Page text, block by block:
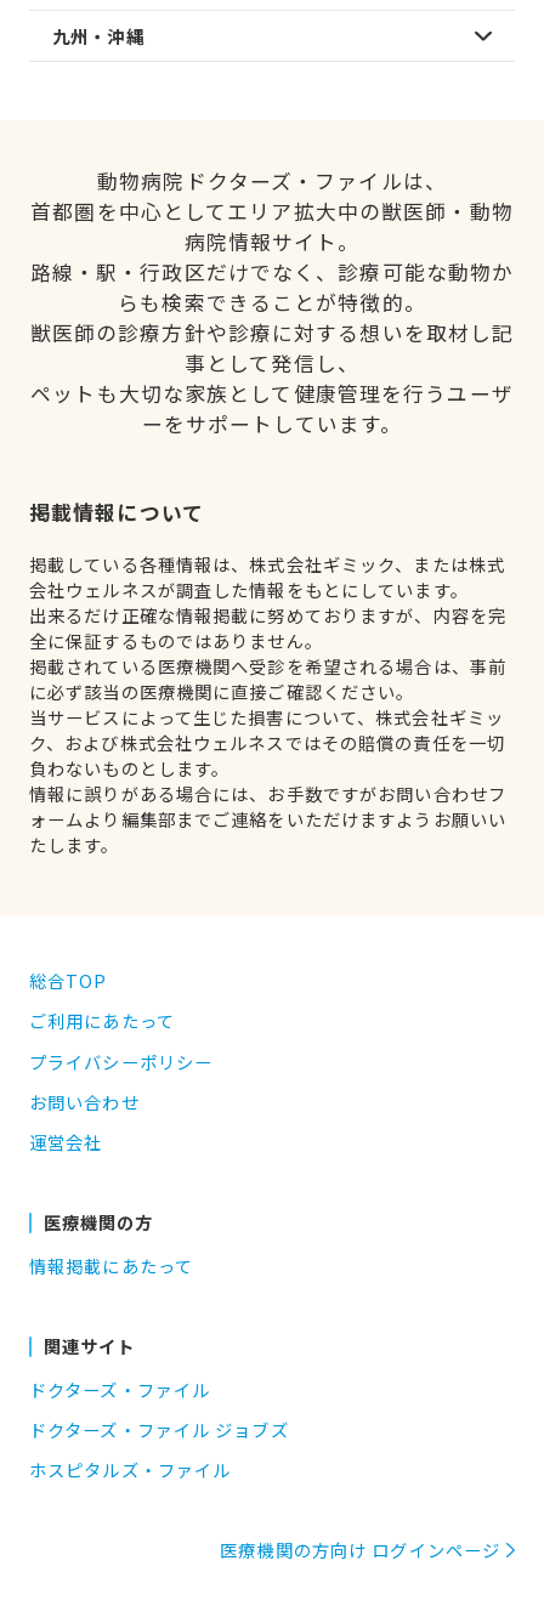
九州・沖縄
動物病院ドクターズ・ファイルは、
首都圏を中心としてエリア拡大中の獣医師・動物
病院情報サイト。
路線・駅・行政区だけでなく、診療可能な動物か
らも検索できることが特徴的。
獣医師の診療方針や診療に対する想いを取材し記
事として発信し、
ペットも大切な家族として健康管理を行うユーザ
ーをサポートしています。
掲載情報について
掲載している各種情報は、株式会社ギミック、または株式
会社ウェルネスが調査した情報をもとにしています。
出来るだけ正確な情報掲載に努めておりますが、内容を完
全に保証するものではありません。
掲載されている医療機関へ受診を希望される場合は、事前
に必ず該当の医療機関に直接ご確認ください。
当サービスによって生じた損害について、株式会社ギミッ
ク、および株式会社ウェルネスではその賠償の責任を一切
負わないものとします。
情報に誤りがある場合には、お手数ですがお問い合わせフ
ォームより編集部までご連絡をいただけますようお願いい
たします。
総合TOP
ご利用にあたって
プライバシーポリシー
お問い合わせ
運営会社
医療機関の方
情報掲載にあたって
関連サイト
ドクターズ・ファイル
ドクターズ・ファイル ジョブズ
ホスピタルズ・ファイル
医療機関の方向け ログインページ